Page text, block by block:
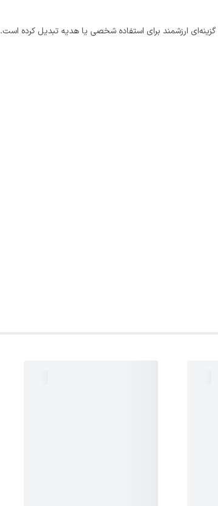
ارزشمند برای استفاده شخصی یا هدیه تبدیل کرده است.